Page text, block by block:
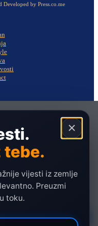
Developed by Press.co.me
×
tebe.
vijesti iz zemlje
Preuzmi
toku.